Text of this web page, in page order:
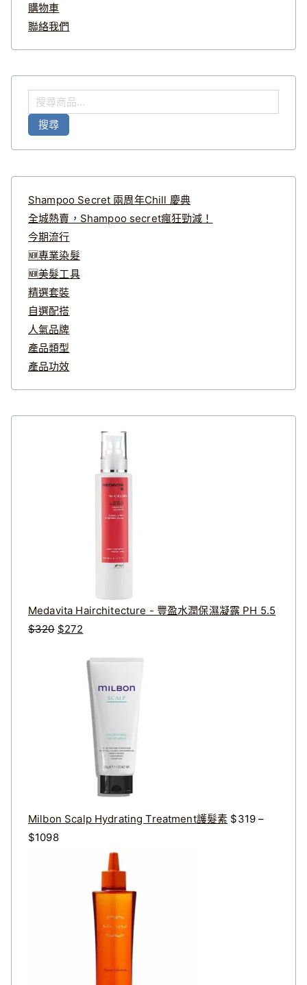
購物車
聯絡我們
搜
尋
搜尋
Shampoo Secret 兩周年Chill 慶典
全城熱賣，Shampoo secret瘋狂勁減！
今期流行
🆕專業染髮
🆕美髮工具
精選套裝
自選配搭
人氣品牌
產品類型
產品功效
Medavita Hairchitecture - 豐盈水潤保濕凝露 PH 5.5
$320 原
$272
價
格
：
Milbon Scalp Hydrating Treatment護髮素 $319 –
$1098價